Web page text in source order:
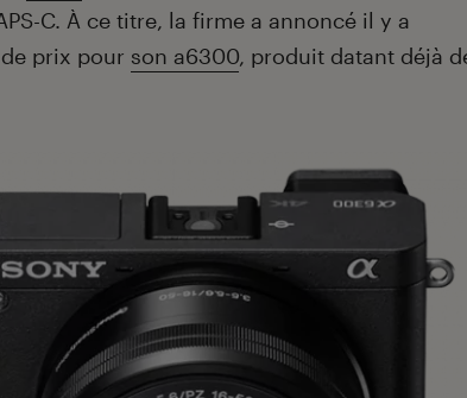
C. À ce titre, la firme a annoncé il y a
prix pour son a6300, produit datant déjà